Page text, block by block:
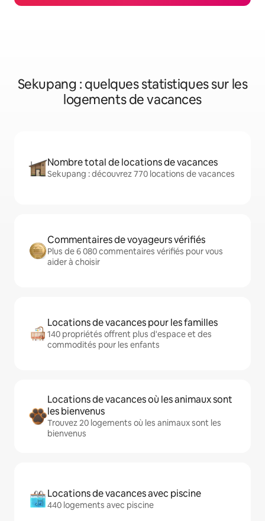
Sekupang : quelques statistiques sur les
logements de vacances
Nombre total de locations de vacances
Sekupang : découvrez 770 locations de vacances
Commentaires de voyageurs vérifiés
Plus de 6 080 commentaires vérifiés pour vous
aider à choisir
Locations de vacances pour les familles
140 propriétés offrent plus d'espace et des
commodités pour les enfants
Locations de vacances où les animaux sont
les bienvenus
Trouvez 20 logements où les animaux sont les
bienvenus
Locations de vacances avec piscine
440 logements avec piscine